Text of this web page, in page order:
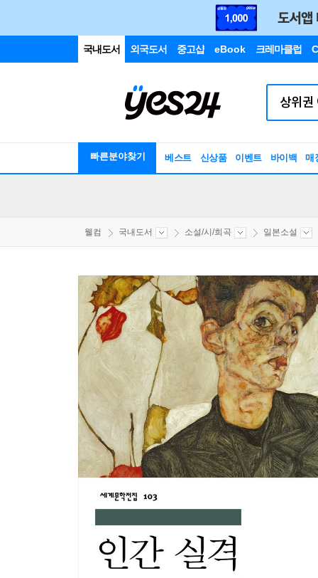
국내도서 외국도서 중고샵 eBook 크레마클럽
빠른분야찾기 베스트 신상품 이벤트 바이백 매
웰컴 국내도서 소설/시/희곡 일본소설